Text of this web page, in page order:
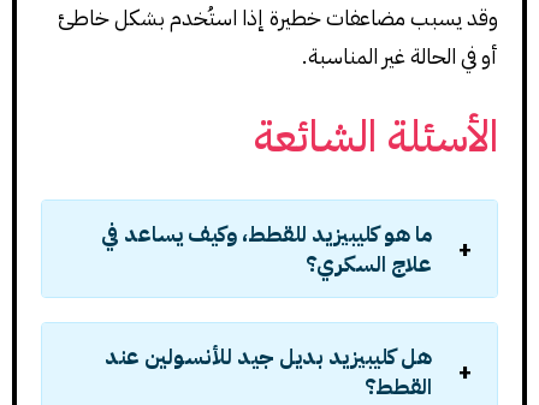
وقد يسبب مضاعفات خطيرة إذا استُخدم بشكل خاطئ
أو في الحالة غير المناسبة.
الأسئلة الشائعة
ما هو كليبيزيد للقطط، وكيف يساعد في
علاج السكري؟
هل كليبيزيد بديل جيد للأنسولين عند
القطط؟